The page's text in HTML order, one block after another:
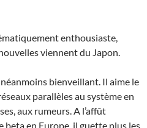
enthousiaste,
viennent du Japon.
bienveillant. Il aime le
parallèles au système en
aux rumeurs. A l’affût
beta en Europe, il guette plus les